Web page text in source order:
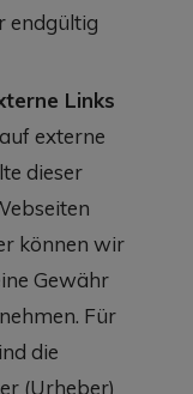
endgültig
Links
externe
dieser
können wir
Gewähr
Für
die
(Urheber)